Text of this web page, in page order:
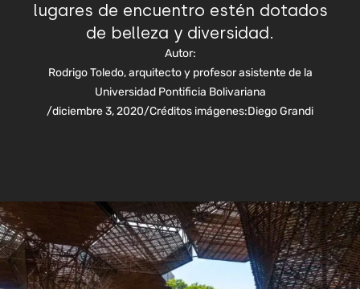
lugares de encuentro estén dotados
de belleza y diversidad.
Autor:
Rodrigo Toledo, arquitecto y profesor asistente de la
Universidad Pontificia Bolivariana
/diciembre 3, 2020/Créditos imágenes:Diego Grandi